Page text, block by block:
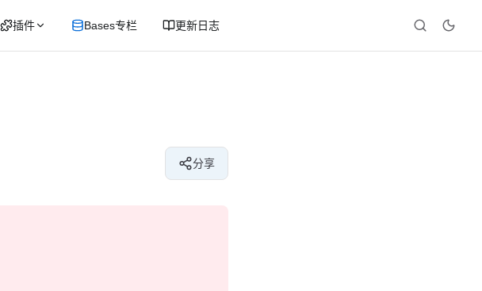
插件 Bases专栏 更新日志
分享